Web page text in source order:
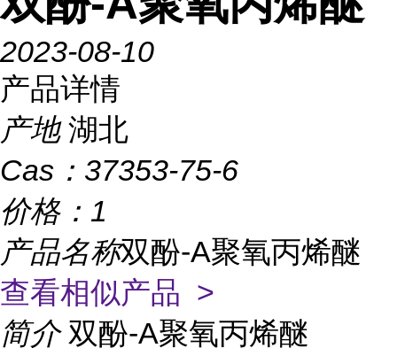
2023-08-10
产品详情
产地 湖北
Cas： 37353-75-6
价格： 1
产品名称双酚-A聚氧丙烯醚
查看相似产品 >
简介 双酚-A聚氧丙烯醚